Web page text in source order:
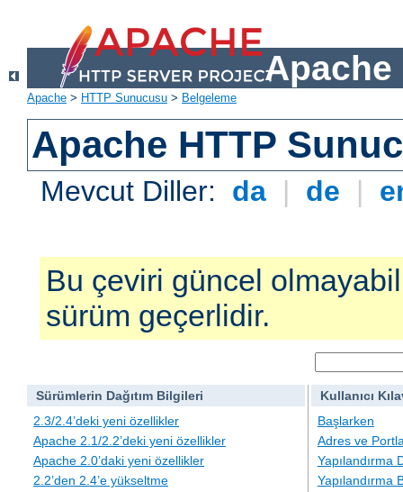
Apache
Apache > HTTP Sunucusu > Belgeleme
Apache HTTP
Mevcut Diller: da | de |
Bu çeviri güncel
sürüm geçerlidir.
Sürümlerin Dağıtım Bilgileri
2.3/2.4’deki yeni özellikler
Apache 2.1/2.2’deki yeni özellikler
Apache 2.0’daki yeni özellikler
2.2’den 2.4’e yükseltme
Kullanıcı
Başlarken
Adres ve
Yapılandırma
Yapılandırma